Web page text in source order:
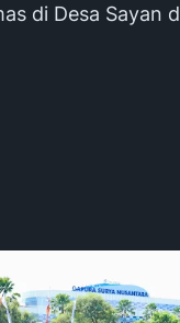
di Desa Sayan